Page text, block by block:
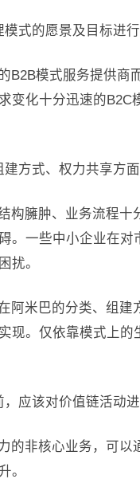
模式的愿景及目标进
B2B模式服务提供商
变化十分迅速的
建方式、权力共享方
臃肿、业务流程十
。一些中小企业在
扰。
阿米巴的分类、组建
现。仅依靠模式上
，应该对价值链活动
的非核心业务，可以
。